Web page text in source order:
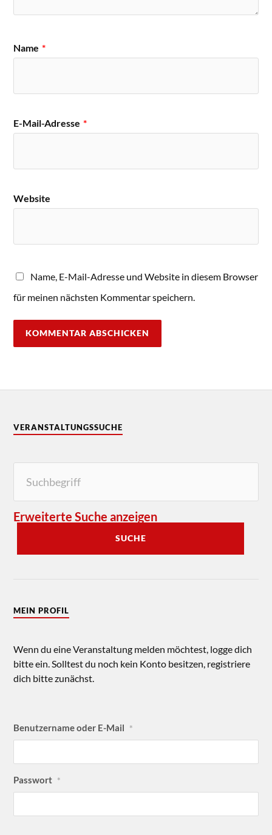
Name *
E-Mail-Adresse *
Website
Name, E-Mail-Adresse und Website in diesem Browser
für meinen nächsten Kommentar speichern.
VERANSTALTUNGSSUCHE
Erweiterte Suche anzeigen
SUCHE
MEIN PROFIL
Wenn du eine Veranstaltung melden möchtest, logge dich
bitte ein. Solltest du noch kein Konto besitzen, registriere
dich bitte zunächst.
Benutzername oder E-Mail *
Passwort *